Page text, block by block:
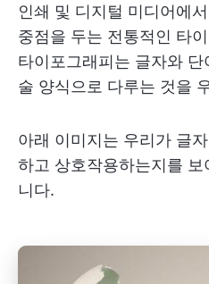
인쇄 및 디지털 미디어에
중점을 두는 전통적인 타
타이포그래피는 글자와
술 양식으로 다루는 것을
아래 이미지는 우리가 글
하고 상호작용하는지를
니다.